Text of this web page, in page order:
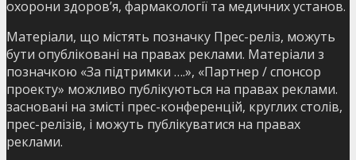
охорони здоров’я, фармакології та медичних установ.
Матеріали, що містять позначку Прес-реліз, можуть
бути опубліковані на правах реклами. Матеріали з
позначкою «За підтримки ….», «Партнер / спонсор
проекту» можливо публікуються на правах реклами.
засновані на змісті прес-конференцій, круглих столів,
прес-релізів, і можуть публікуватися на правах
реклами.